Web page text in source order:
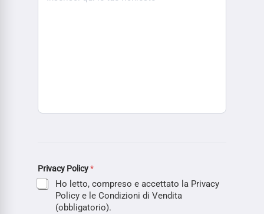
Privacy Policy*
Ho letto, compreso e accettato la Privacy
Policy e le Condizioni di Vendita
(obbligatorio).